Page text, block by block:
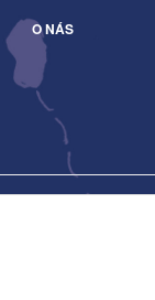
O NÁS